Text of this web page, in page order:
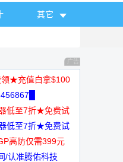
其它
广告 商业广告，理
领★充值白拿$100
低至7折★免费试
低至7折★免费试
高防仅需399元
/认准腾佑科技